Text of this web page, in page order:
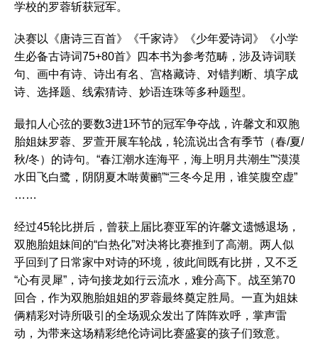
学校的罗蓉斩获冠军。
决赛以《唐诗三百首》《千家诗》《少年爱诗词》《小学
生必备古诗词75+80首》四本书为参考范畴，涉及诗词联
句、画中有诗、诗出有名、宫格藏诗、对错判断、填字成
诗、选择题、线索猜诗、妙语连珠等多种题型。
最扣人心弦的要数3进1环节的冠军争夺战，许馨文和双胞
胎姐妹罗蓉、罗萱开展车轮战，轮流说出含有季节（春/夏/
秋/冬）的诗句。“春江潮水连海平，海上明月共潮生”“漠漠
水田飞白鹭，阴阴夏木啭黄鹂”“三冬今足用，谁笑腹空虚”
……
经过45轮比拼后，曾获上届比赛亚军的许馨文遗憾退场，
双胞胎姐妹间的“白热化”对决将比赛推到了高潮。两人似
乎回到了日常家中对诗的环境，彼此间既有比拼，又不乏
“心有灵犀”，诗句接龙如行云流水，难分高下。战至第70
回合，作为双胞胎姐姐的罗蓉最终奠定胜局。一直为姐妹
俩精彩对诗所吸引的全场观众发出了阵阵欢呼，掌声雷
动，为带来这场精彩绝伦诗词比赛盛宴的孩子们致意。